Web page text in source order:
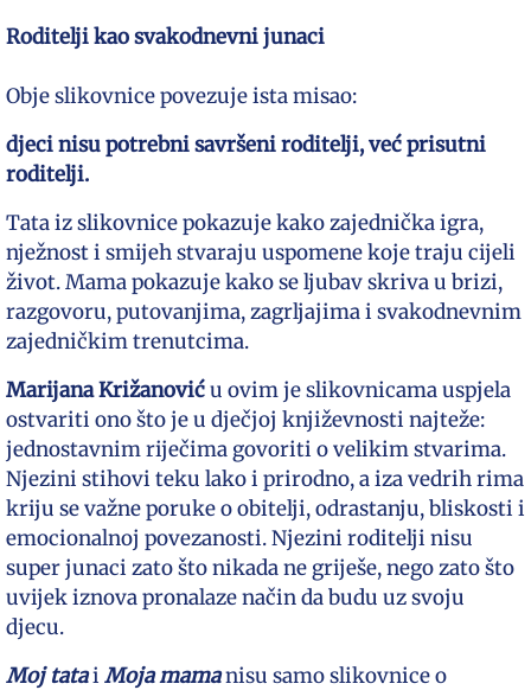
Roditelji kao svakodnevni junaci
Obje slikovnice povezuje ista misao:
djeci nisu potrebni savršeni roditelji, već prisutni
roditelji.
Tata iz slikovnice pokazuje kako zajednička igra,
nježnost i smijeh stvaraju uspomene koje traju cijeli
život. Mama pokazuje kako se ljubav skriva u brizi,
razgovoru, putovanjima, zagrljajima i svakodnevnim
zajedničkim trenutcima.
Marijana Križanoviću ovim je slikovnicama uspjela
ostvariti ono što je u dječjoj književnosti najteže:
jednostavnim riječima govoriti o velikim stvarima.
Njezini stihovi teku lako i prirodno, a iza vedrih rima
kriju se važne poruke o obitelji, odrastanju, bliskosti i
emocionalnoj povezanosti. Njezini roditelji nisu
super junaci zato što nikada ne griješe, nego zato što
uvijek iznova pronalaze način da budu uz svoju
djecu.
Moj tatai Moja mamanisu samo slikovnice o